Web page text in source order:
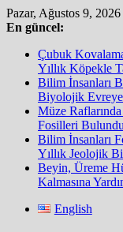
Skip
to
Pazar, Ağustos 9, 2026
En güncel:
Çubuk
Yıllık Köpekle
Bilim İnsanları
Biyolojik
Müze
Fosilleri Bulundu
Bilim İnsanları
Yıllık Jeolojik
Beyin, Üreme
Kalmasına
English